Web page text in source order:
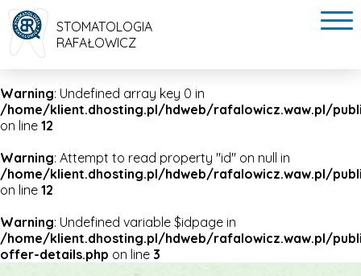
STOMATOLOGIA
RAFAŁOWICZ
Warning: Undefined array key 0 in
/home/klient.dhosting.pl/hdweb/rafalowicz.waw.pl/
on line 12
Warning: Attempt to read property "id" on null in
/home/klient.dhosting.pl/hdweb/rafalowicz.waw.pl/
on line 12
Warning: Undefined variable $idpage in
/home/klient.dhosting.pl/hdweb/rafalowicz.waw.pl/
offer-details.php on line 3